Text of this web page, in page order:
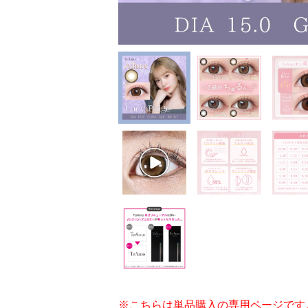
※こちらは単品購入の専用ページです